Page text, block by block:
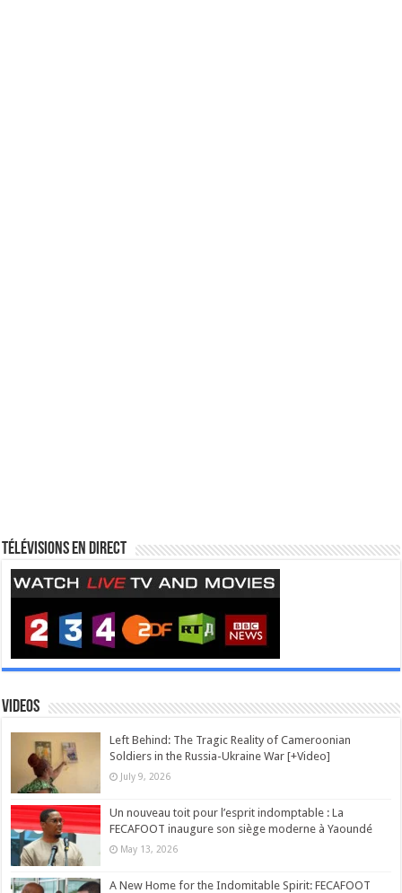
Télévisions en direct
Videos
Left Behind: The Tragic Reality of Cameroonian
Soldiers in the Russia-Ukraine War [+Video]
July 9, 2026
Un nouveau toit pour l’esprit indomptable : La
FECAFOOT inaugure son siège moderne à Yaoundé
May 13, 2026
A New Home for the Indomitable Spirit: FECAFOOT